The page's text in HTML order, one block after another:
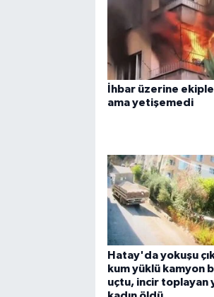
İhbar üzerine
ama yetişemedi
Hatay'da yokuşu
kum yüklü kamyon
uçtu, incir toplayan